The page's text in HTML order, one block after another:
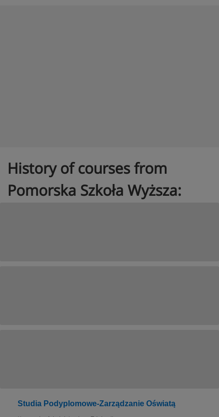
History of courses from
Pomorska Szkoła Wyższa:
Studia Podyplomowe-Zarządzanie Oświatą